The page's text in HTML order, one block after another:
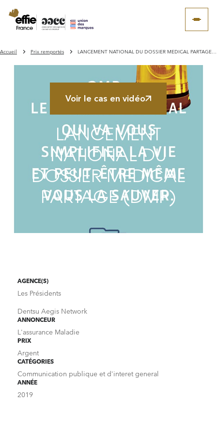
Accueil Prix remportés LANCEMENT NATIONAL DU DOSSIER MEDICAL PARTAGE (DMP)
Voir le cas en vidéo
LANCEMENT
NATIONAL DU
DOSSIER MEDICAL
PARTAGE (DMP)
AGENCE(S)
Les Présidents
Dentsu Aegis Network
ANNONCEUR
L'assurance Maladie
PRIX
Argent
CATÉGORIES
Communication publique et d'interet general
ANNÉE
2019